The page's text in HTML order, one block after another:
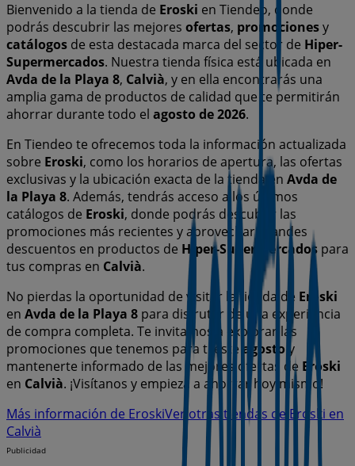
Bienvenido a la tienda de Eroski en Tiendeo, donde
podrás descubrir las mejores ofertas, promocionesy
catálogos de esta destacada marca del sector de Hiper-
Supermercados. Nuestra tienda física está ubicada en
Avda de la Playa 8, Calvià, y en ella encontrarás una
amplia gama de productos de calidad que te permitirán
ahorrar durante todo el agosto de 2026.
En Tiendeo te ofrecemos toda la información actualizada
sobre Eroski, como los horarios de apertura, las ofertas
exclusivas y la ubicación exacta de la tienda en Avda de
la Playa 8. Además, tendrás acceso a los últimos
catálogos de Eroski, donde podrás descubrir las
promociones más recientes y aprovechar grandes
descuentos en productos de Hiper-Supermercados para
tus compras en Calvià.
No pierdas la oportunidad de visitar la tienda de Eroski
en Avda de la Playa 8 para disfrutar de una experiencia
de compra completa. Te invitamos a explorar las
promociones que tenemos para ti este agosto y
mantenerte informado de las mejores ofertas de Eroski
en Calvià. ¡Visítanos y empieza a ahorrar hoy mismo!
Más información de EroskiVer otras tiendas de Eroski en
Calvià
Publicidad